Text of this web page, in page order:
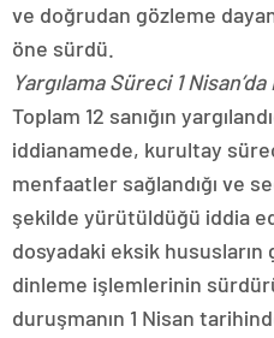
ve doğrudan gözleme
öne sürdü.
Yargılama Süreci 1
Toplam 12 sanığın
iddianamede, kurultay
menfaatler sağlandığı ve
şekilde yürütüldüğü iddia
dosyadaki eksik hususların
dinleme işlemlerinin
duruşmanın 1 Nisan